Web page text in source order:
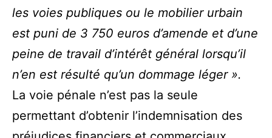
les voies publiques ou le mobilier urbain
est puni de 3 750 euros d’amende et d’une
peine de travail d’intérêt général lorsqu’il
n’en est résulté qu’un dommage léger ».
La voie pénale n’est pas la seule
permettant d’obtenir l’indemnisation des